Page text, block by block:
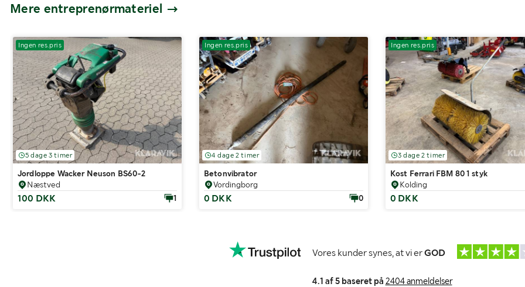
Mere entreprenørmateriel
Ingen res.pris
5 dage 3 timer
Jordloppe Wacker Neuson BS60-2
Næstved
100 DKK 1
Ingen res.pris
4 dage 2 timer
Betonvibrator
Vordingborg
0 DKK 0
Ingen res.pris
3 dage 2 timer
Kost Ferrari FBM 80 1 styk
Kolding
0 DKK
Vores kunder synes, at vi erGOD
4.1 af 5 baseret på 2404 anmeldelser